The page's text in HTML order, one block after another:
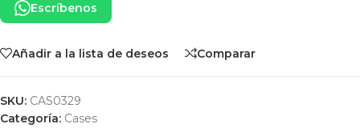
Escríbenos
Añadir a la lista de deseos Comparar
SKU: CAS0329
Categoría: Cases